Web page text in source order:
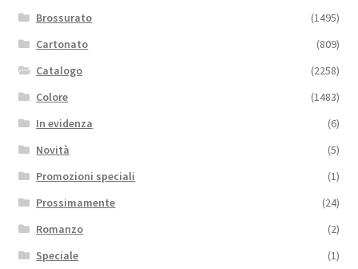
Brossurato
(1495)
Cartonato
(809)
Catalogo
(2258)
Colore
(1483)
In evidenza
(6)
Novità
(5)
Promozioni speciali
(1)
Prossimamente
(24)
Romanzo
(2)
Speciale
(1)